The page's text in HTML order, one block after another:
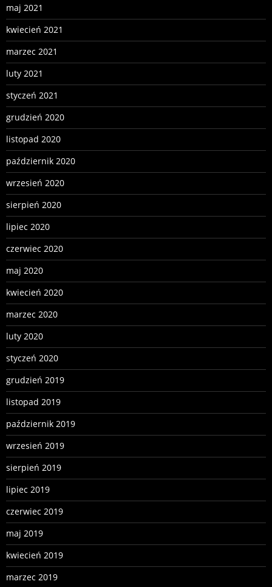
maj 2021
kwiecień 2021
marzec 2021
luty 2021
styczeń 2021
grudzień 2020
listopad 2020
październik 2020
wrzesień 2020
sierpień 2020
lipiec 2020
czerwiec 2020
maj 2020
kwiecień 2020
marzec 2020
luty 2020
styczeń 2020
grudzień 2019
listopad 2019
październik 2019
wrzesień 2019
sierpień 2019
lipiec 2019
czerwiec 2019
maj 2019
kwiecień 2019
marzec 2019